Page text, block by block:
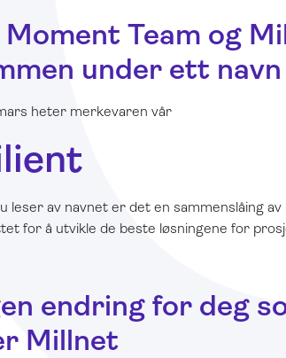
Moment Team og
under ett
heter merkevaren vår
leser av navnet er det en sammenslåing
for å utvikle de beste løsningene for
endring for deg
Millnet